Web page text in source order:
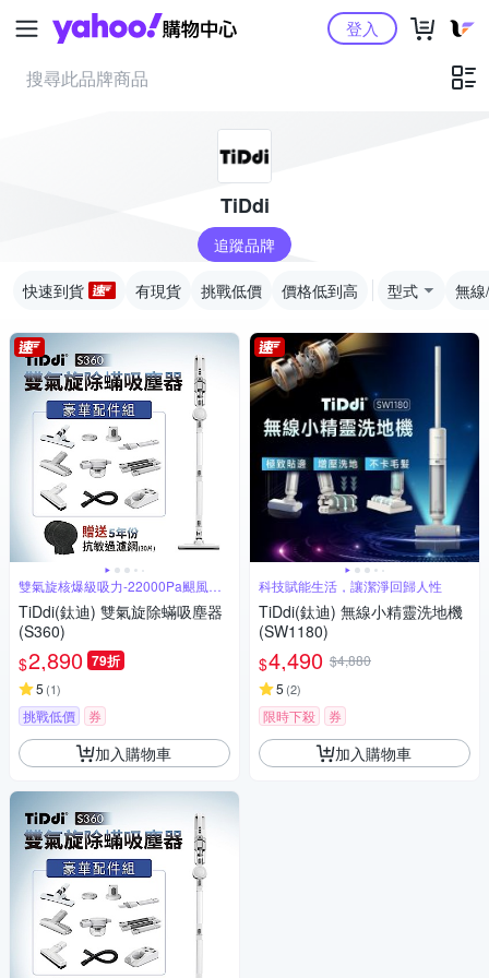
Yahoo購物中心登入
TiDdi
追蹤品牌
快速到貨 有現貨 挑戰低價 價格低到高 型式 無
雙氣旋核爆級吸力-22000Pa颶風橫
掃
TiDdi(鈦迪) 雙氣旋除蟎吸塵器
(S360)
$2,890 79折
5 (1)
挑戰低價 券
加入購物車
科技賦能生活，讓潔淨回歸人性
TiDdi(鈦迪) 無線小精靈洗地機
(SW1180)
$4,490 $4,880
5 (2)
限時下殺 券
加入購物車